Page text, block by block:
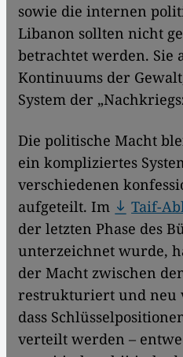
sowie die internen
Libanon sollten nicht
betrachtet werden. Sie
Kontinuums der
System der
Die politische Macht
ein kompliziertes
verschiedenen
aufgeteilt. Im
Taif-
der letzten Phase des
unterzeichnet wurde,
der Macht zwischen
restrukturiert und neu
dass
verteilt werden –